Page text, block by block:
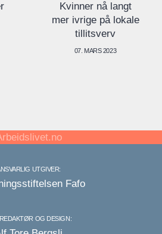
Kvinner nå langt
mer ivrige på lokale
tillitsverv
07. MARS 2023
UTGIVER:
Fafo
OG DESIGN: